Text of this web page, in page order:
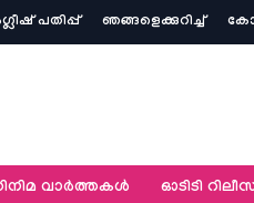
പതിപ്പ് ഞങ്ങളെക്കുറിച്ച്‌
വാര്‍ത്തകള്‍ ഓടിടി